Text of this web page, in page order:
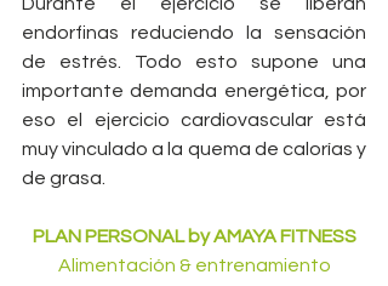
endorfinas reduciendo la sensación
de estrés. Todo esto supone una
importante demanda energética, por
eso el ejercicio cardiovascular está
muy vinculado a la quema de calorías y
de grasa.
PLAN PERSONAL by AMAYA FITNESS
Alimentación & entrenamiento